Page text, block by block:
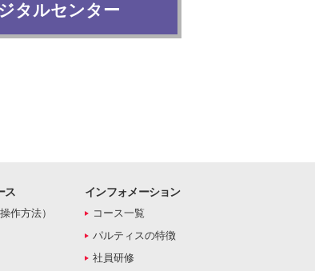
タルセンター
ス
作方法）
インフォメーション
コース一覧
パルティスの特徴
社員研修